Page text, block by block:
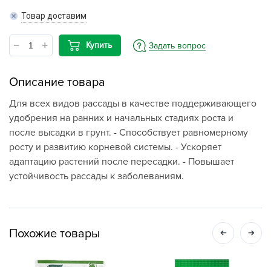
Товар доставим
Купить Задать вопрос
Описание товара
Для всех видов рассады в качестве поддерживающего
удобрения на ранних и начальных стадиях роста и
после высадки в грунт. - Способствует равномерному
росту и развитию корневой системы. - Ускоряет
адаптацию растений после пересадки. - Повышает
устойчивость рассады к заболеваниям.
Похожие товары